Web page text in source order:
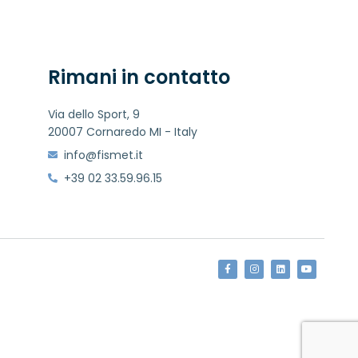
Rimani in contatto
Via dello Sport, 9
20007 Cornaredo MI - Italy
info@fismet.it
+39 02 33.59.96.15